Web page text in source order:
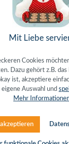
– Frag den Profi!
persönlich
Erfahrung
von was wir sprechen
Mit Liebe
Cookies
Dazu gehört z.B.
ist, akzeptiere
eigene Auswahl und
Mehr